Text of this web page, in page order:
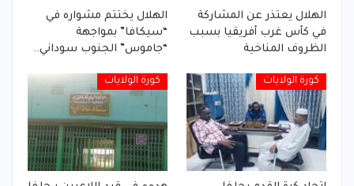
الهلال يعتذر عن المشاركة
في كأس غرب أفريقيا بسبب
الظروف المناخية
الهلال يختتم مشواره في
“سيكافا” بمواجهة
“جاموس” الجنوب سوداني..
كورة الولايات كورة الولايات